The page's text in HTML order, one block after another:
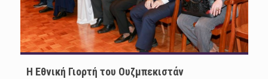
Η Εθνική Γιορτή του Ουζμπεκιστάν